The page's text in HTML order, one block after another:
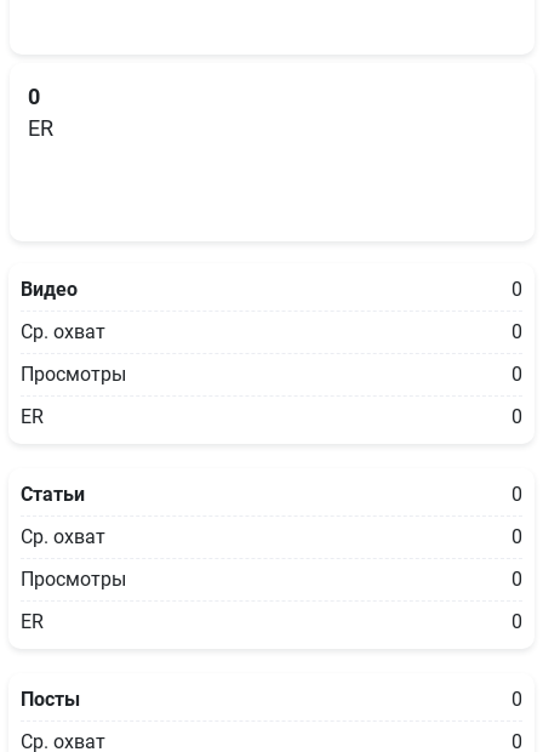
0
ER
Видео
0
Ср. охват
0
Просмотры
0
ER
0
Статьи
0
Ср. охват
0
Просмотры
0
ER
0
Посты
0
Ср. охват
0